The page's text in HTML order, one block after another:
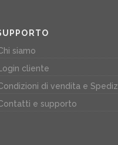
siamo
Login cliente
di vendita e
e supporto